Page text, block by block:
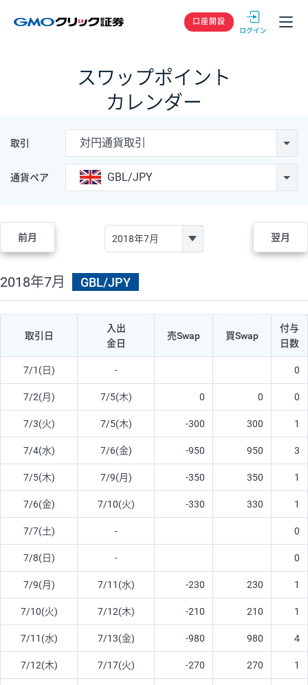
GMOクリック
口座開設
スワップポイント
カレンダー
取引 対円通貨取引
通貨ペア GBL/JPY
前月 翌月
2018年7月 GBL/JPY
取引日
入出
金日
売Swap 買Swap
付与
日数
7/1(日) - 0
7/2(月) 7/5(木) 0 0 0
7/3(火) 7/5(木) -300 300 1
7/4(水) 7/6(金) -950 950 3
7/5(木) 7/9(月) -350 350 1
7/6(金) 7/10(火) -330 330 1
7/7(土) - 0
7/8(日) - 0
7/9(月) 7/11(水) -230 230 1
7/10(火) 7/12(木) -210 210 1
7/11(水) 7/13(金) -980 980 4
7/12(木) 7/17(火) -270 270 1